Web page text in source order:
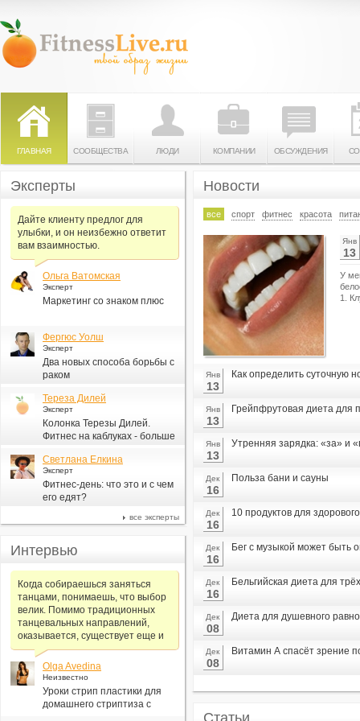
ГЛАВНАЯ СООБЩЕСТВА ЛЮДИ КОМПАНИИ ОБСУЖДЕНИЯ
Новости
все спорт фитнес красота
Янв
13
У
1.
Янв
13
Как определить суточную
Янв
13
Грейпфрутовая диета для
Янв
13
Утренняя зарядка: «за» и
Дек
16
Польза бани и сауны
Дек
16
10 продуктов для
Дек
16
Бег с музыкой может быть
Дек
16
Бельгийская диета для
Дек
08
Диета для душевного
Дек
08
Витамин А спасёт зрение
Статьи
Эксперты
Дайте клиенту предлог для
улыбки, и он неизбежно ответит
вам взаимностью.
Ольга Ватомская
Эксперт
Маркетинг со знаком плюс
Фергюс Уолш
Эксперт
Два новых способа борьбы с
раком
Тереза Дилей
Эксперт
Колонка Терезы Дилей.
Фитнес на каблуках - больше
Светлана Елкина
Эксперт
Фитнес-день: что это и с чем
его едят?
все эксперты
Интервью
Когда собираешься заняться
танцами, понимаешь, что выбор
велик. Помимо традиционных
танцевальных направлений,
оказывается, существует еще и
Olga Avedina
Неизвестно
Уроки стрип пластики для
домашнего стриптиза с